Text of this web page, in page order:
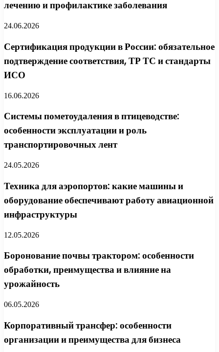
лечению и профилактике заболевания
24.06.2026
Сертификация продукции в России: обязательное
подтверждение соответствия, ТР ТС и стандарты
ИСО
16.06.2026
Системы пометоудаления в птицеводстве:
особенности эксплуатации и роль
транспортировочных лент
24.05.2026
Техника для аэропортов: какие машины и
оборудование обеспечивают работу авиационной
инфраструктуры
12.05.2026
Боронование почвы трактором: особенности
обработки, преимущества и влияние на
урожайность
06.05.2026
Корпоративный трансфер: особенности
организации и преимущества для бизнеса